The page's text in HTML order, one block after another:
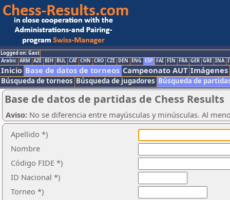
Logged on: Gast
Arabic ARM AZE BIH BUL CAT CHN CRO CZE DEN ENG ESP FAI FIN FRA GER GRE INA
Inicio Base de datos de torneos Campeonato AUT Imágenes
Búsqueda de torneos Búsqueda de jugadores Búsqueda de
Base de datos de partidas de Chess Results
Aviso: No se diferencia entre mayúsculas y minúsculas. Al
Apellido *)
Nombre
Código FIDE *)
ID Nacional *)
Torneo *)